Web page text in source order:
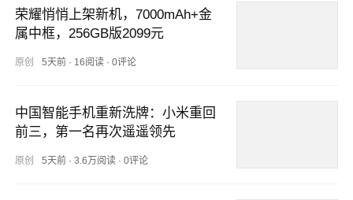
荣耀悄悄上架新机，7000mAh+金
属中框，256GB版2099元
原创 5天前· 16阅读· 0评论
中国智能手机重新洗牌：小米重回
前三，第一名再次遥遥领先
原创 5天前· 3.6万阅读· 0评论